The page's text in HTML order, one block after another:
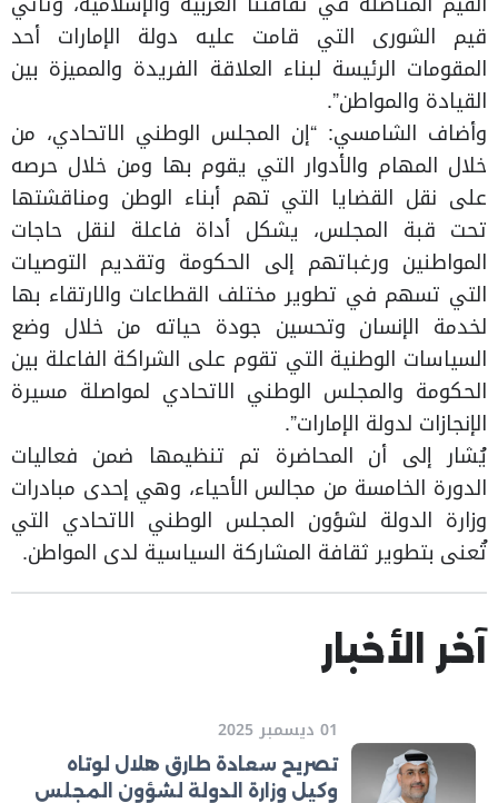
قيم الشورى التي قامت عليه دولة الإمارات أحد
المقومات الرئيسة لبناء العلاقة الفريدة والمميزة بين
القيادة والمواطن”.
وأضاف الشامسي: “إن المجلس الوطني الاتحادي، من
خلال المهام والأدوار التي يقوم بها ومن خلال حرصه
على نقل القضايا التي تهم أبناء الوطن ومناقشتها
تحت قبة المجلس، يشكل أداة فاعلة لنقل حاجات
المواطنين ورغباتهم إلى الحكومة وتقديم التوصيات
التي تسهم في تطوير مختلف القطاعات والارتقاء بها
لخدمة الإنسان وتحسين جودة حياته من خلال وضع
السياسات الوطنية التي تقوم على الشراكة الفاعلة بين
الحكومة والمجلس الوطني الاتحادي لمواصلة مسيرة
الإنجازات لدولة الإمارات”.
يُشار إلى أن المحاضرة تم تنظيمها ضمن فعاليات
الدورة الخامسة من مجالس الأحياء، وهي إحدى مبادرات
وزارة الدولة لشؤون المجلس الوطني الاتحادي التي
تُعنى بتطوير ثقافة المشاركة السياسية لدى المواطن.
آخر الأخبار
01 ديسمبر 2025
تصريح سعادة طارق هلال لوتاه
وكيل وزارة الدولة لشؤون المجلس